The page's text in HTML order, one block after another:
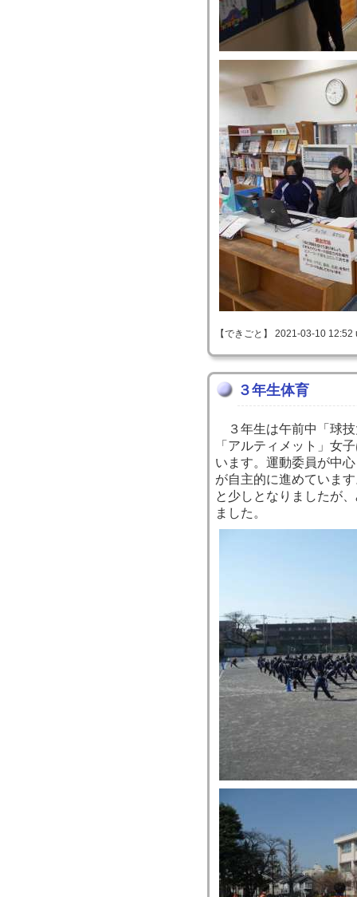
【できごと】 2021-03-10
３年生体育
３年生は午前中「球技
「アルティメット」女
います。運動委員が中
が自主的に進めていま
と少しとなりましたが
ました。